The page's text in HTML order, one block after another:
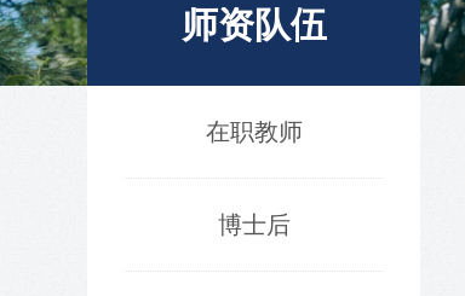
师资队伍
在职教师
博士后